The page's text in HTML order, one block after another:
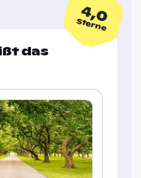
4,0
Sterne
das